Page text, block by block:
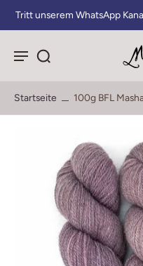
Tritt unserem WhatsApp
Startseite 100g BFL